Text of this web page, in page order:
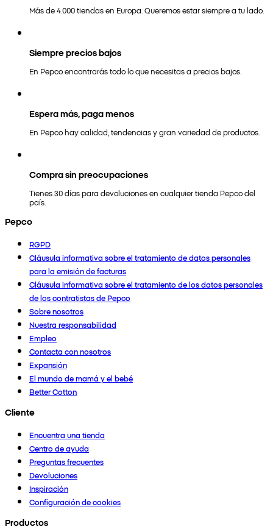
Más de 4.000 tiendas en Europa. Queremos estar siempre a tu lado.
Siempre precios bajos
En Pepco encontrarás todo lo que necesitas a precios bajos.
Espera más, paga menos
En Pepco hay calidad, tendencias y gran variedad de productos.
Compra sin preocupaciones
Tienes 30 días para devoluciones en cualquier tienda Pepco del
país.
Pepco
RGPD
Cláusula informativa sobre el tratamiento de datos personales
para la emisión de facturas
Cláusula informativa sobre el tratamiento de los datos personales
de los contratistas de Pepco
Sobre nosotros
Nuestra responsabilidad
Empleo
Contacta con nosotros
Expansión
El mundo de mamá y el bebé
Better Cotton
Cliente
Encuentra una tienda
Centro de ayuda
Preguntas frecuentes
Devoluciones
Inspiración
Configuración de cookies
Productos